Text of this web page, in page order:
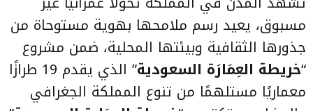
مسبوق، يعيد رسم ملامحها بهوية مستوحاة من
جذورها الثقافية وبيئتها المحلية، ضمن مشروع
“خريطة العِمَارَة السعودية
” الذي يقدم 19 طرازًا
معماريًا مستلهمًا من تنوع المملكة الجغرافي